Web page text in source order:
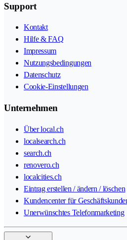
Support
Kontakt
Hilfe & FAQ
Impressum
Nutzungsbedingungen
Datenschutz
Cookie-Einstellungen
Unternehmen
Über local.ch
localsearch.ch
search.ch
renovero.ch
localcities.ch
Eintrag erstellen / ändern / löschen
Kundencenter für
Unerwünschtes Telefonmarketing